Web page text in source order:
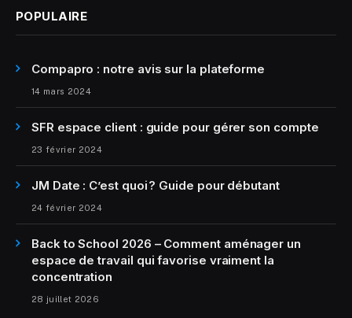
POPULAIRE
Compapro : notre avis sur la plateforme
14 mars 2024
SFR espace client : guide pour gérer son compte
23 février 2024
JM Date : C’est quoi ? Guide pour débutant
24 février 2024
Back to School 2026 – Comment aménager un
espace de travail qui favorise vraiment la
concentration
28 juillet 2026